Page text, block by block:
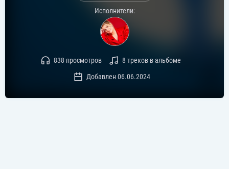
Исполнители:
838 просмотров
8 треков в альбоме
Добавлен 06.06.2024